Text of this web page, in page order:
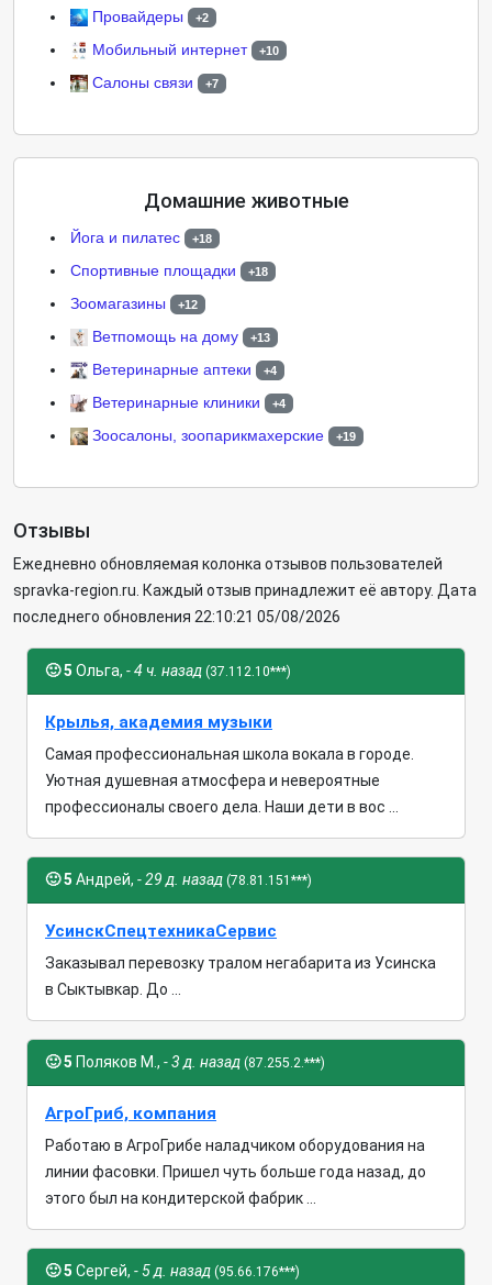
Провайдеры +2
Мобильный интернет +10
Салоны связи +7
Домашние животные
Йога и пилатес +18
Cпортивные площадки +18
Зоомагазины +12
Ветпомощь на дому +13
Ветеринарные аптеки +4
Ветеринарные клиники +4
Зоосалоны, зоопарикмахерские +19
Отзывы
Ежедневно обновляемая колонка отзывов пользователей
spravka-region.ru. Каждый отзыв принадлежит её автору. Дата
последнего обновления 22:10:21 05/08/2026
🙂5 Ольга, - 4 ч. назад (37.112.10***)
Крылья, академия музыки
Самая профессиональная школа вокала в городе.
Уютная душевная атмосфера и невероятные
профессионалы своего дела. Наши дети в вос ...
🙂5 Андрей, - 29 д. назад (78.81.151***)
УсинскСпецтехникаСервис
Заказывал перевозку тралом негабарита из Усинска
в Сыктывкар. До ...
🙂5 Поляков М., - 3 д. назад (87.255.2.***)
АгроГриб, компания
Работаю в АгроГрибе наладчиком оборудования на
линии фасовки. Пришел чуть больше года назад, до
этого был на кондитерской фабрик ...
🙂5 Сергей, - 5 д. назад (95.66.176***)